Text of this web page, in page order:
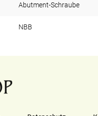
Abutment-Schraube
NBB